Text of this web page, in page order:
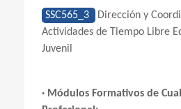
SSC565_3
Dirección y
Actividades de Tiempo Libre
Juvenil
· Módulos Formativos de